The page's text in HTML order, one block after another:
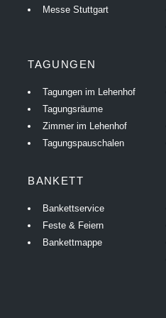
Messe Stuttgart
TAGUNGEN
Tagungen im Lehenhof
Tagungsräume
Zimmer im Lehenhof
Tagungspauschalen
BANKETT
Bankettservice
Feste & Feiern
Bankettmappe